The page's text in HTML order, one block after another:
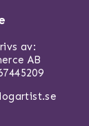
av:
AB